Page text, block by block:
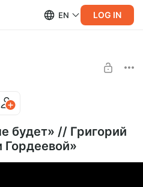
EN LOG IN
будет» // Григорий